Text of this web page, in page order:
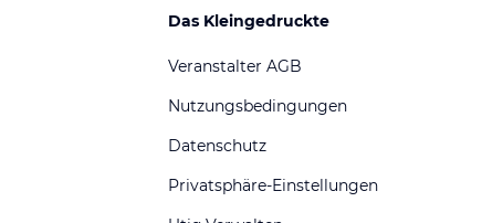
Das Kleingedruckte
Veranstalter AGB
Nutzungsbedingungen
Datenschutz
Privatsphäre-Einstellungen